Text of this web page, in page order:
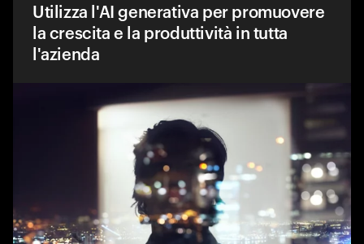
Utilizza l'AI generativa per promuovere
la crescita e la produttività in tutta
l'azienda